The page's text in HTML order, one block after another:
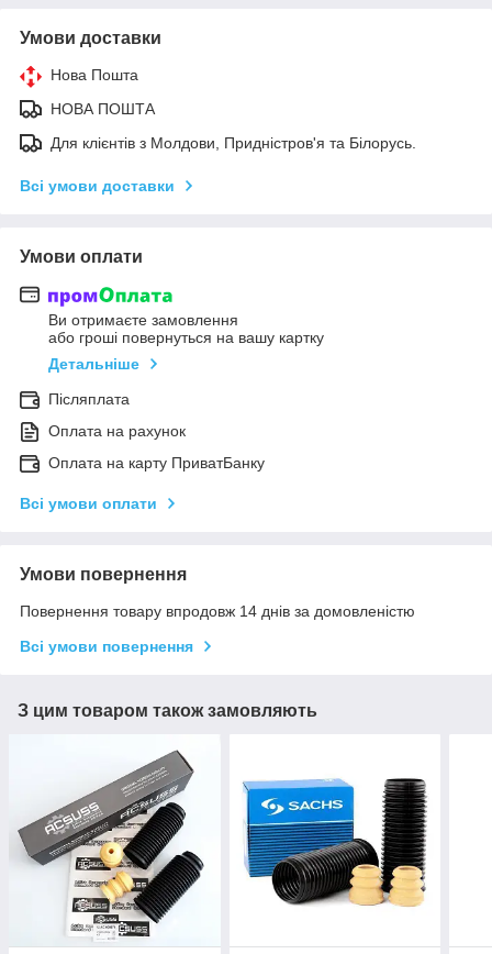
Умови доставки
Нова Пошта
НОВА ПОШТА
Для клієнтів з Молдови, Придністров'я та Білорусь.
Всі умови доставки
Умови оплати
Ви отримаєте замовлення
або гроші повернуться на вашу картку
Детальніше
Післяплата
Оплата на рахунок
Оплата на карту ПриватБанку
Всі умови оплати
Умови повернення
Повернення товару впродовж 14 днів за домовленістю
Всі умови повернення
З цим товаром також замовляють